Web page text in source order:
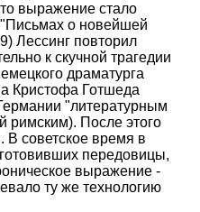
выражение стало
о новейшей
Лессинг повторил
к скучной трагедии
драматурга
Кристофа Готшеда
"литературным
римским). После этого
советское время в
передовицы,
выражение -
ту же технологию